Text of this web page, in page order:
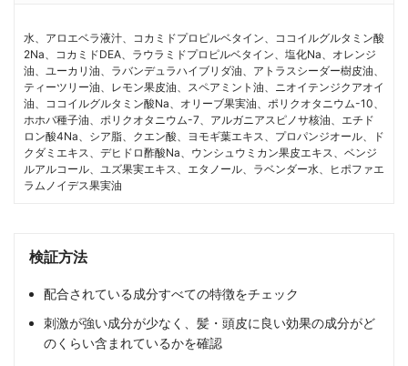
水、アロエベラ液汁、コカミドプロピルベタイン、ココイルグルタミン酸
2Na、コカミドDEA、ラウラミドプロピルベタイン、塩化Na、オレンジ
油、ユーカリ油、ラバンデュラハイブリダ油、アトラスシーダー樹皮油、
ティーツリー油、レモン果皮油、スペアミント油、ニオイテンジクアオイ
油、ココイルグルタミン酸Na、オリーブ果実油、ポリクオタニウム-10、
ホホバ種子油、ポリクオタニウム-7、アルガニアスピノサ核油、エチド
ロン酸4Na、シア脂、クエン酸、ヨモギ葉エキス、プロパンジオール、ド
クダミエキス、デヒドロ酢酸Na、ウンシュウミカン果皮エキス、ベンジ
ルアルコール、ユズ果実エキス、エタノール、ラベンダー水、ヒポファエ
ラムノイデス果実油
検証方法
配合されている成分すべての特徴をチェック
刺激が強い成分が少なく、髪・頭皮に良い効果の成分がど
のくらい含まれているかを確認